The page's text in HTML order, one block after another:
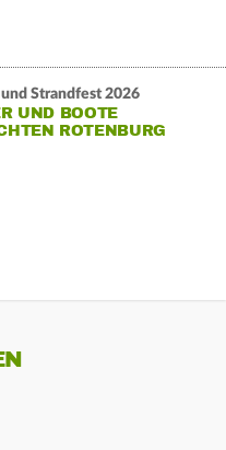
Strandfest 2026
UND BOOTE
ROTENBURG